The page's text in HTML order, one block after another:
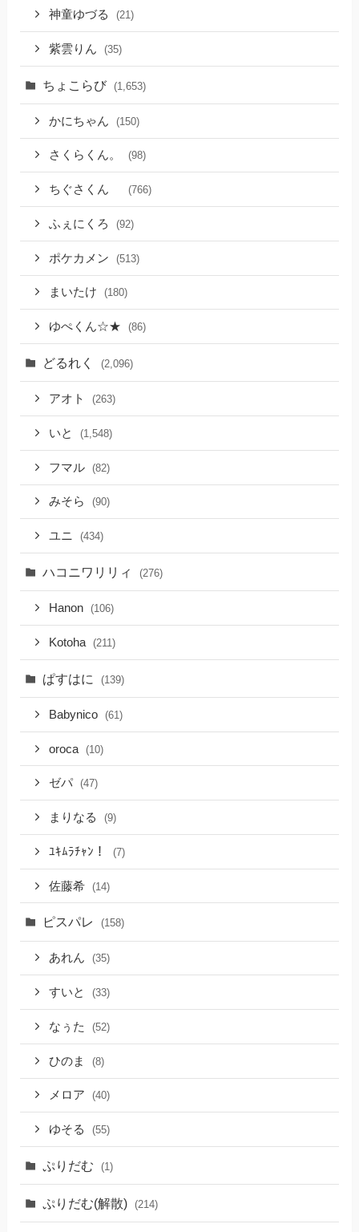
神童ゆづる (21)
紫雲りん (35)
ちょこらび (1,653)
かにちゃん (150)
さくらくん。 (98)
ちぐさくん (766)
ふぇにくろ (92)
ポケカメン (513)
まいたけ (180)
ゆぺくん☆★ (86)
どるれく (2,096)
アオト (263)
いと (1,548)
フマル (82)
みそら (90)
ユニ (434)
ハコニワリリィ (276)
Hanon (106)
Kotoha (211)
ぱすはに (139)
Babynico (61)
oroca (10)
ゼパ (47)
まりなる (9)
ﾕｷﾑﾗﾁｬﾝ！ (7)
佐藤希 (14)
ピスパレ (158)
あれん (35)
すいと (33)
なぅた (52)
ひのま (8)
メロア (40)
ゆそる (55)
ぷりだむ (1)
ぷりだむ(解散) (214)